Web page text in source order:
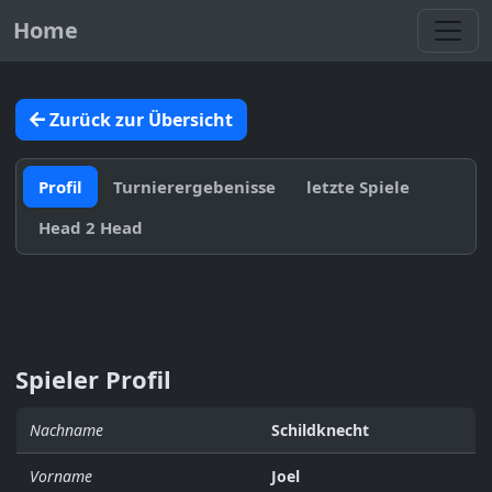
Home
Zurück zur Übersicht
Profil Turnierergebenisse
letzte Spiele
Head 2 Head
Spieler Profil
Nachname Schildknecht
Vorname Joel